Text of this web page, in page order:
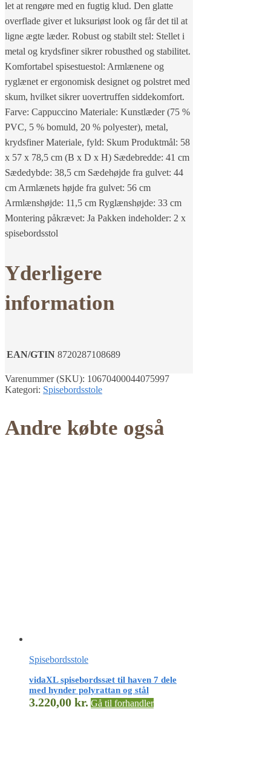
let at rengøre med en fugtig klud. Den glatte
overflade giver et luksuriøst look og får det til at
ligne ægte læder. Robust og stabilt stel: Stellet i
metal og krydsfiner sikrer robusthed og stabilitet.
Komfortabel spisestuestol: Armlænene og
ryglænet er ergonomisk designet og polstret med
skum, hvilket sikrer uovertruffen siddekomfort.
Farve: Cappuccino Materiale: Kunstlæder (75 %
PVC, 5 % bomuld, 20 % polyester), metal,
krydsfiner Materiale, fyld: Skum Produktmål: 58
x 57 x 78,5 cm (B x D x H) Sædebredde: 41 cm
Sædedybde: 38,5 cm Sædehøjde fra gulvet: 44
cm Armlænets højde fra gulvet: 56 cm
Armlænshøjde: 11,5 cm Ryglænshøjde: 33 cm
Montering påkrævet: Ja Pakken indeholder: 2 x
spisebordsstol
Yderligere
information
EAN/GTIN 8720287108689
Varenummer (SKU): 10670400044075997
Kategori: Spisebordsstole
Andre købte også
Spisebordsstole
vidaXL spisebordssæt til haven 7 dele
med hynder polyrattan og stål
3.220,00 kr. Gå til forhandler